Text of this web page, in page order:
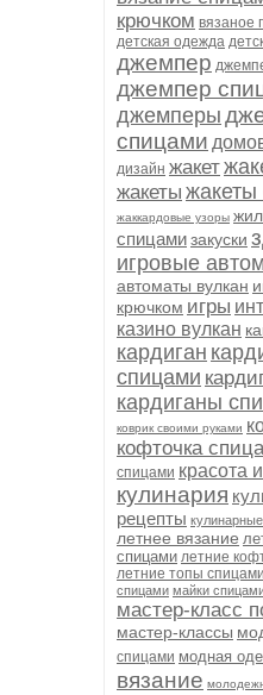
крючком вязаное
детская одежда
джемпер
джемпер
джемперы
спицами
дизайн жакет
жакеты жакеты
жаккардовые узоры
спицамизакуски
игровые
автоматы вулкан
крючком игры
казино вулкан
кардиган
спицами
кардиганы
коврик своими руками
кофточка
спицами красота
кулинария
рецепты
летнее вязание
спицами летние
летние топы спицами
спицами майки
мастер-класс
мастер-классы
спицами модная
вязание